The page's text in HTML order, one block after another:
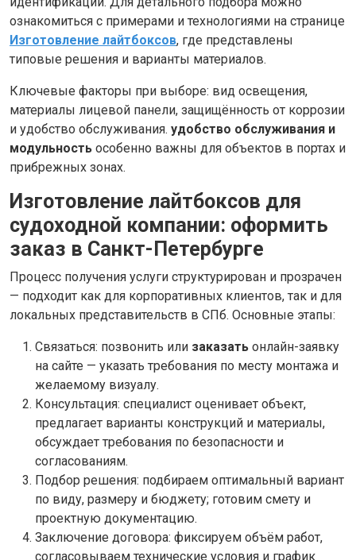
ознакомиться с примерами и технологиями на странице
Изготовление лайтбоксов, где представлены
типовые решения и варианты материалов.
Ключевые факторы при выборе: вид освещения,
материалы лицевой панели, защищённость от коррозии
и удобство обслуживания. удобство обслуживания и
модульность особенно важны для объектов в портах и
прибрежных зонах.
Изготовление лайтбоксов для
судоходной компании: оформить
заказ в Санкт-Петербурге
Процесс получения услуги структурирован и прозрачен
— подходит как для корпоративных клиентов, так и для
локальных представительств в СПб. Основные этапы:
Связаться: позвонить или заказать онлайн-заявку
на сайте — указать требования по месту монтажа и
желаемому визуалу.
Консультация: специалист оценивает объект,
предлагает варианты конструкций и материалы,
обсуждает требования по безопасности и
согласованиям.
Подбор решения: подбираем оптимальный вариант
по виду, размеру и бюджету; готовим смету и
проектную документацию.
Заключение договора: фиксируем объём работ,
согласовываем технические условия и график